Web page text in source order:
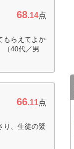
68.14点
もらえてよか
（40代／男
66.11点
り、生徒の緊